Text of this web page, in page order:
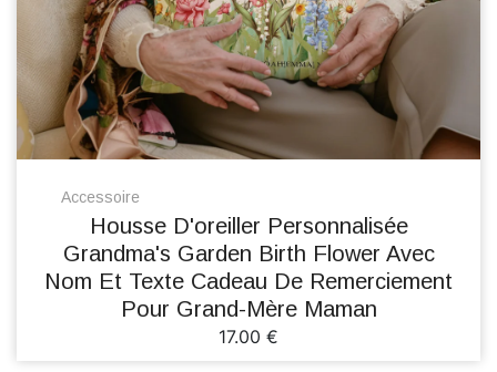
Accessoire
Housse D'oreiller Personnalisée
Grandma's Garden Birth Flower Avec
Nom Et Texte Cadeau De Remerciement
Pour Grand-Mère Maman
17.00 €